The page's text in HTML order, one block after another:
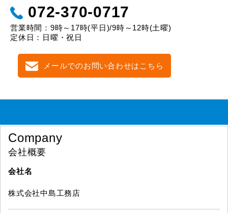
072-370-0717
営業時間：9時～17時(平日)/9時～12時(土曜)
定休日：日曜・祝日
メールでのお問い合わせはこちら
Company
会社概要
会社名
株式会社中島工務店